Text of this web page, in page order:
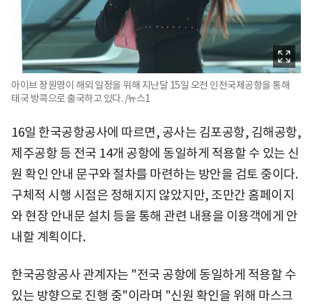
아이브 장원영이 해외 일정을 위해 지난달 15일 오전 인천국제공항을 통해
태국 방콕으로 출국하고 있다. /뉴스1
16일 한국공항공사에 따르면, 공사는 김포공항, 김해공항,
제주공항 등 전국 14개 공항에 동일하게 적용할 수 있는 신
원 확인 안내 문구와 절차를 마련하는 방안을 검토 중이다.
구체적 시행 시점은 정해지지 않았지만, 조만간 홈페이지
와 현장 안내문 설치 등을 통해 관련 내용을 이용객에게 안
내할 계획이다.
한국공항공사 관계자는 "전국 공항에 동일하게 적용할 수
있는 방향으로 진행 중"이라며 "신원 확인을 위해 마스크